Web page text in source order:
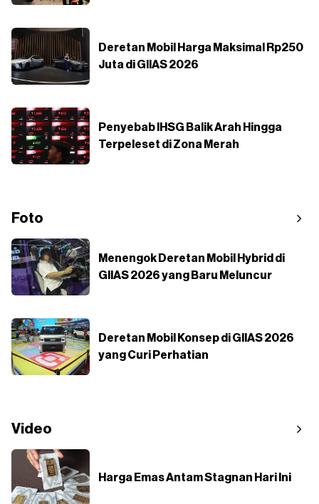
Deretan Mobil Harga Maksimal Rp250
Juta di GIIAS 2026
Penyebab IHSG Balik Arah Hingga
Terpeleset di Zona Merah
Foto
Menengok Deretan Mobil Hybrid di
GIIAS 2026 yang Baru Meluncur
Deretan Mobil Konsep di GIIAS 2026
yang Curi Perhatian
Video
Harga Emas Antam Stagnan Hari Ini